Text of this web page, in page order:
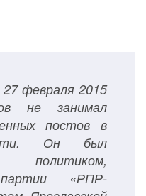
февраля 2015
не занимал
постов в
Он был
политиком,
партии «РПР-